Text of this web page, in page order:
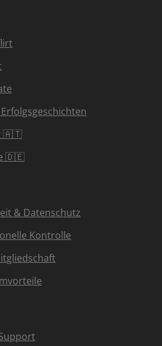
🇦🇹
🇩🇪
& Datenschutz
Kontrolle